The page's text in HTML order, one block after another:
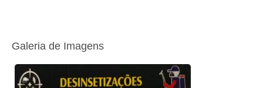
Galeria de Imagens